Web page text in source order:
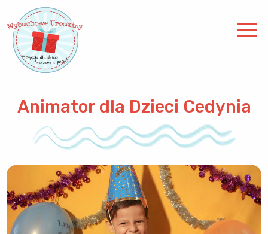
Animator dla Dzieci Cedynia